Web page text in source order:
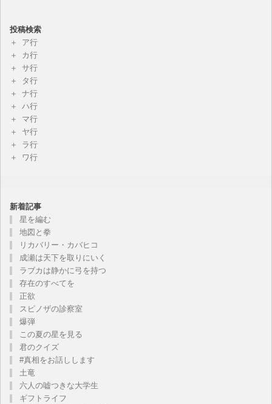
投稿検索
ア行
カ行
サ行
タ行
ナ行
ハ行
マ行
ヤ行
ラ行
ワ行
新着記事
星を編む
地図と拳
リカバリー・カバヒコ
成瀬は天下を取りにいく
ラブカは静かに弓を持つ
存在のすべてを
正欲
スピノザの診察室
爆弾
この夏の星を見る
君のクイズ
#真相をお話しします
土竜
六人の嘘つきな大学生
ギフトライフ